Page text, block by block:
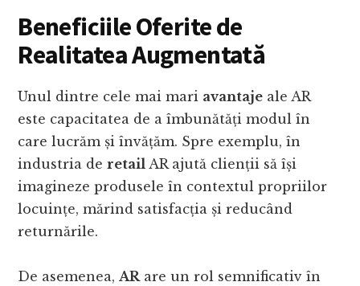
Beneficiile Oferite de
Realitatea Augmentată
Unul dintre cele mai mari avantaje ale AR
este capacitatea de a îmbunătăți modul în
care lucrăm și învățăm. Spre exemplu, în
industria deretail AR ajută clienții să își
imagineze produsele în contextul propriilor
locuințe, mărind satisfacția și reducând
returnările.
De asemenea,ARare un rol semnificativ în